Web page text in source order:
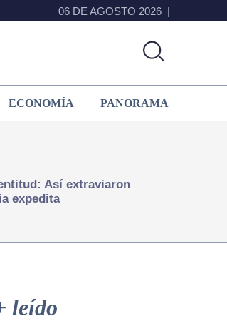
06 DE AGOSTO 2026
ECONOMÍA PANORAMA
Así extraviaron
expedita
leído